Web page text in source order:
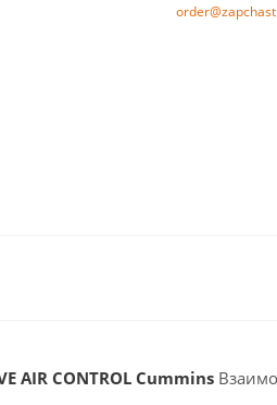
AIR CONTROL Cummins